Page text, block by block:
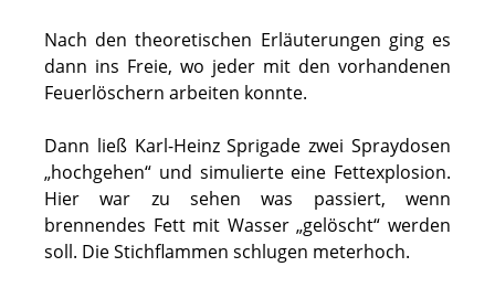
Nach den theoretischen Erläuterungen ging es
dann ins Freie, wo jeder mit den vorhandenen
Feuerlöschern arbeiten konnte.
Dann ließ Karl-Heinz Sprigade zwei Spraydosen
„hochgehen“ und simulierte eine Fettexplosion.
Hier war zu sehen was passiert, wenn
brennendes Fett mit Wasser „gelöscht“ werden
soll. Die Stichflammen schlugen meterhoch.